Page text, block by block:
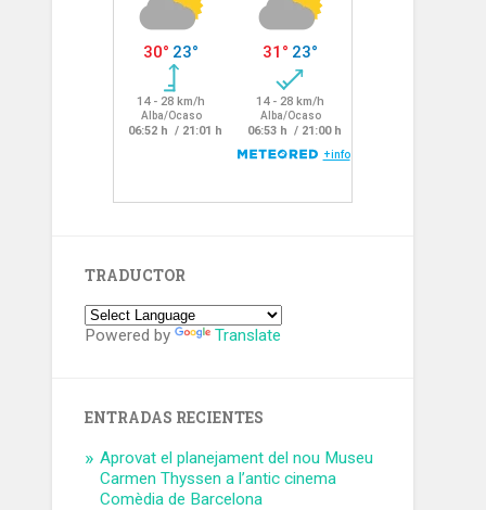
TRADUCTOR
Powered by Translate
ENTRADAS RECIENTES
Aprovat el planejament del nou Museu
Carmen Thyssen a l’antic cinema
Comèdia de Barcelona